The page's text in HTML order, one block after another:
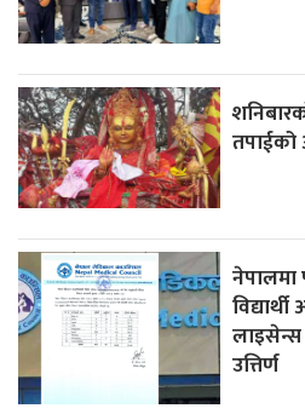
नेपालमा
लाइसेन्स
उत्तिर्ण